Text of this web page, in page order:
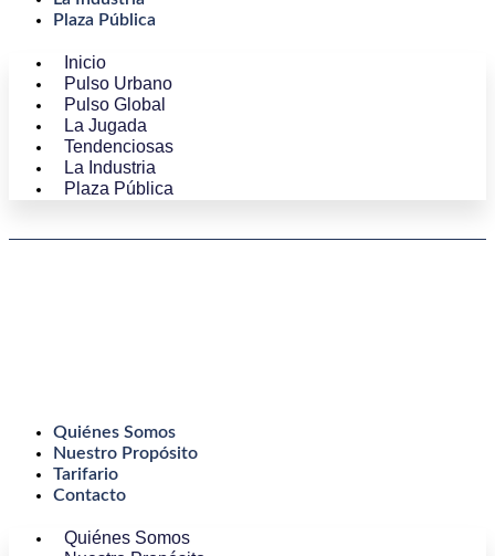
Plaza Pública
Inicio
Pulso Urbano
Pulso Global
La Jugada
Tendenciosas
La Industria
Plaza Pública
Quiénes Somos
Nuestro Propósito
Tarifario
Contacto
Quiénes Somos